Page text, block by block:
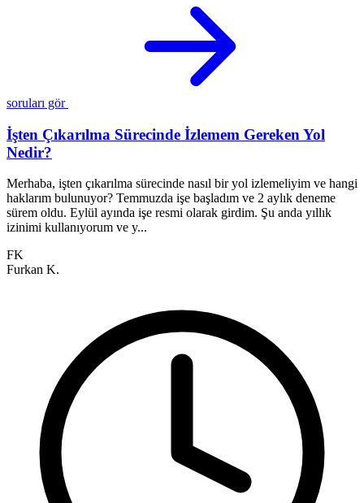
soruları gör
İşten Çıkarılma Sürecinde İzlemem Gereken Yol
Nedir?
Merhaba, işten çıkarılma sürecinde nasıl bir yol izlemeliyim ve hangi
haklarım bulunuyor? Temmuzda işe başladım ve 2 aylık deneme
sürem oldu. Eylül ayında işe resmi olarak girdim. Şu anda yıllık
izinimi kullanıyorum ve y...
FK
Furkan K.